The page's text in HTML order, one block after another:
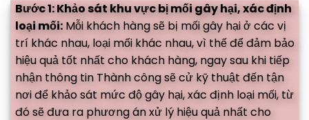
Bước 1: Khảo sát khu vực bị mối gây hại, xác định
loại mối: Mỗi khách hàng sẽ bị mối gây hại ở các vị
trí khác nhau, loại mối khác nhau, vì thế để đảm bảo
hiệu quả tốt nhất cho khách hàng, ngay sau khi tiếp
nhận thông tin Thành công sẽ cử kỹ thuật đến tận
nơi để khảo sát mức độ gây hại, xác định loại mối, từ
đó sẽ đưa ra phương án xử lý hiệu quả nhất cho